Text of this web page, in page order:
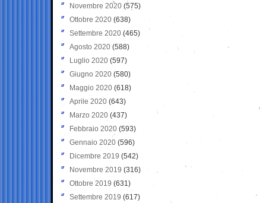
Novembre 2020 (575)
Ottobre 2020 (638)
Settembre 2020(465)
Agosto 2020 (588)
Luglio 2020 (597)
Giugno 2020 (580)
Maggio 2020 (618)
Aprile 2020 (643)
Marzo 2020 (437)
Febbraio 2020 (593)
Gennaio 2020 (596)
Dicembre 2019 (542)
Novembre 2019 (316)
Ottobre 2019 (631)
Settembre 2019 (617)